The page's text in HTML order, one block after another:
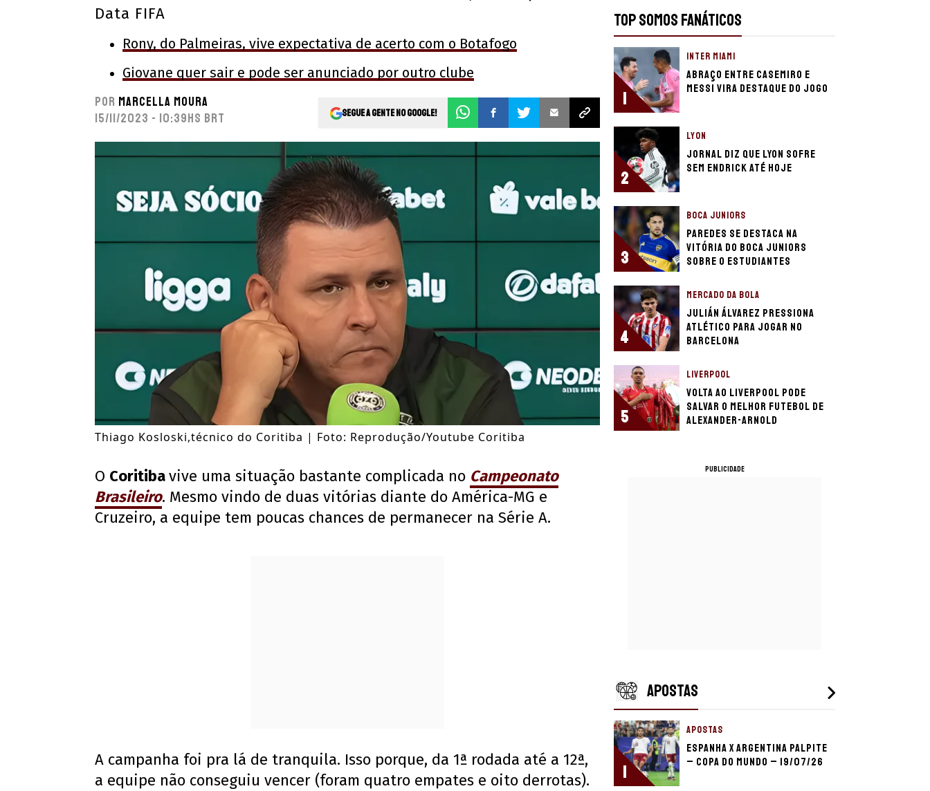
Data FIFA
Rony, do Palmeiras, vive expectativa de acerto com o Botafogo
Giovane quer sair e pode ser anunciado por outro clube
Por Marcella Moura
15/11/2023 - 10:39hs BRT
Segue a gente no Google!
Thiago Kosloski,técnico do Coritiba | Foto: Reprodução/Youtube Coritiba
O Coritibavive uma situação bastante complicada no Campeonato
Brasileiro. Mesmo vindo de duas vitórias diante do América-MG e
Cruzeiro, a equipe tem poucas chances de permanecer na Série A.
A campanha foi pra lá de tranquila. Isso porque, da 1ª rodada até a 12ª,
a equipe não conseguiu vencer (foram quatro empates e oito derrotas).
TOP SOMOS FANÁTICOS
1
INTER MIAMI
Abraço entre Casemiro e
Messi vira destaque do jogo
2
LYON
Jornal diz que Lyon sofre
sem Endrick até hoje
3
BOCA JUNIORS
Paredes se destaca na
vitória do Boca Juniors
sobre o Estudiantes
4
MERCADO DA BOLA
Julián Álvarez pressiona
Atlético para jogar no
Barcelona
5
LIVERPOOL
Volta ao Liverpool pode
salvar o melhor futebol de
Alexander-Arnold
PUBLICIDADE
APOSTAS
1
APOSTAS
Espanha x Argentina palpite
– Copa do Mundo – 19/07/26